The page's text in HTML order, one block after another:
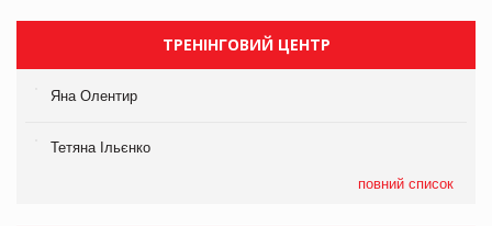
ТРЕНІНГОВИЙ ЦЕНТР
Яна Олентир
Тетяна Ільєнко
повний список